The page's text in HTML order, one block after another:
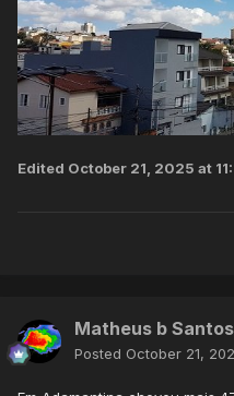
Edited October 21, 2025 at
Matheus b Santos
Posted October 21,